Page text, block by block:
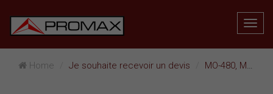
Home Je souhaite recevoir un devis MO-480, MO-481